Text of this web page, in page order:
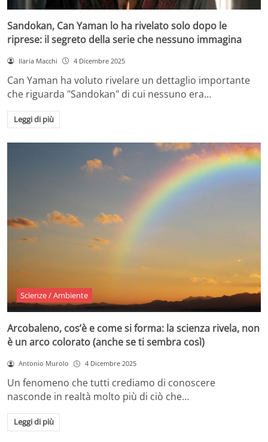
Sandokan, Can Yaman lo ha rivelato solo dopo le
riprese: il segreto della serie che nessuno immagina
Ilaria Macchi 4 Dicembre 2025
Can Yaman ha voluto rivelare un dettaglio importante
che riguarda "Sandokan" di cui nessuno era…
Leggi di più
Scienze / Ambiente
Arcobaleno, cos’è e come si forma: la scienza rivela, non
è un arco colorato (anche se ti sembra così)
Antonio Murolo 4 Dicembre 2025
Un fenomeno che tutti crediamo di conoscere
nasconde in realtà molto più di ciò che…
Leggi di più